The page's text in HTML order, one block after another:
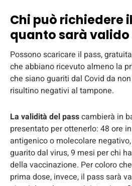
Chi può richiedere
quanto sarà valido
Possono scaricare il pass,
che abbiano ricevuto almeno la
che siano guariti dal Covid da
risultino negativi al tampone.
La validità del passcambierà in
presentato per ottenerlo: 48 ore
antigenico o molecolare
guarito dal virus, 9 mesi per chi
della vaccinazione. Per coloro
prima dose, invece, il pass sarà